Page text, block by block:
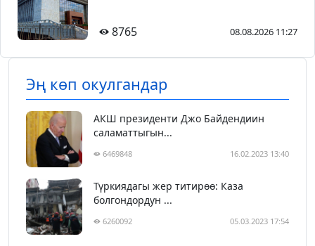
8765 08.08.2026 11:27
Эң көп окулгандар
АКШ президенти Джо Байдендиин
саламаттыгын...
6469848 16.02.2023 13:40
Түркиядагы жер титирөө: Каза
болгондордун ...
6260092 05.03.2023 17:54